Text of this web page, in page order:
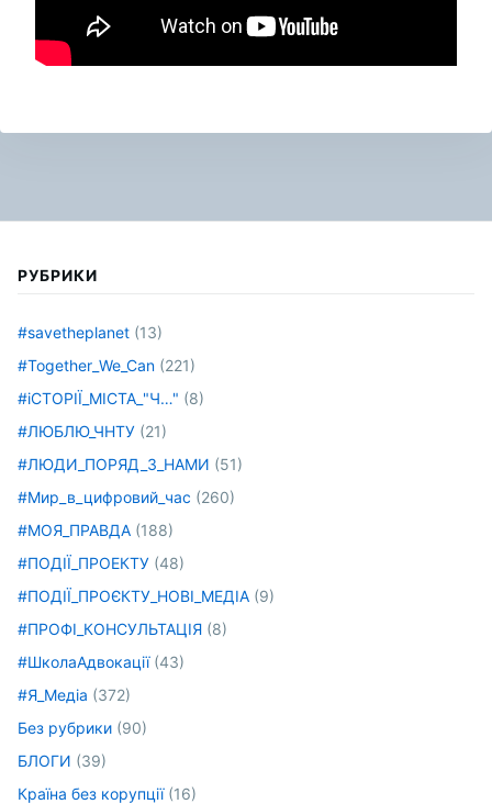
РУБРИКИ
#savetheplanet (13)
#Together_We_Can (221)
#іСТОРІЇ_МІСТА_"Ч…" (8)
#ЛЮБЛЮ_ЧНТУ (21)
#ЛЮДИ_ПОРЯД_З_НАМИ (51)
#Мир_в_цифровий_час (260)
#МОЯ_ПРАВДА (188)
#ПОДІЇ_ПРОЕКТУ (48)
#ПОДІЇ_ПРОЄКТУ_НОВІ_МЕДІА (9)
#ПРОФІ_КОНСУЛЬТАЦІЯ (8)
#ШколаАдвокації(43)
#Я_Медіа (372)
Без рубрики (90)
БЛОГИ (39)
Країна без корупції(16)